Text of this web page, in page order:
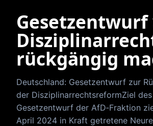
rückgängig
Deutschland: Gesetzentwurf zur
der DisziplinarrechtsreformZiel
Gesetzentwurf der AfD‑Fraktion
April 2024 in Kraft getretene